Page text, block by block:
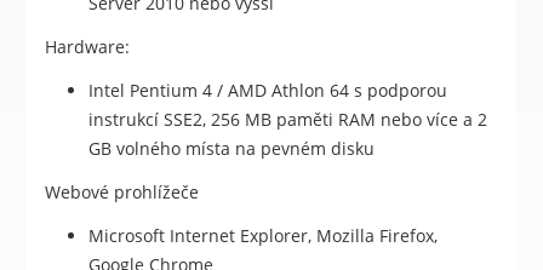
Hardware:
Intel Pentium 4 / AMD Athlon 64 s podporou
instrukcí SSE2, 256 MB paměti RAM nebo více a 2
GB volného místa na pevném disku
Webové prohlížeče
Microsoft Internet Explorer, Mozilla Firefox,
Google Chrome